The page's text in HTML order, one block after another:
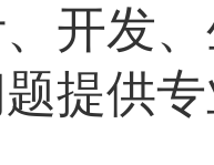
开发
提供